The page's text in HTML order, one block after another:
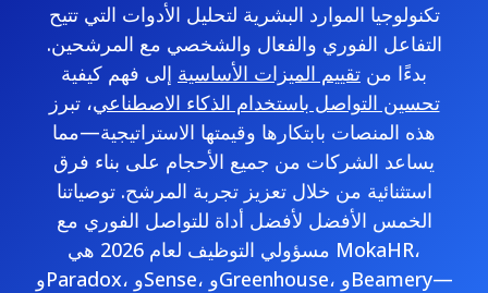
تكنولوجيا الموارد البشرية لتحليل الأدوات التي تتيح
التفاعل الفوري والفعال والشخصي مع المرشحين.
بدءًا من تقييم الميزات الأساسية إلى فهم كيفية
تحسين التواصل باستخدام الذكاء الاصطناعي، تبرز
هذه المنصات بابتكارها وقيمتها الاستراتيجية—مما
يساعد الشركات من جميع الأحجام على بناء فرق
استثنائية من خلال تعزيز تجربة المرشح. توصياتنا
الخمس الأفضل لأفضل أداة للتواصل الفوري مع
مسؤولي التوظيف لعام 2026 هي MokaHR،
وParadox، وSense، وGreenhouse، وBeamery—